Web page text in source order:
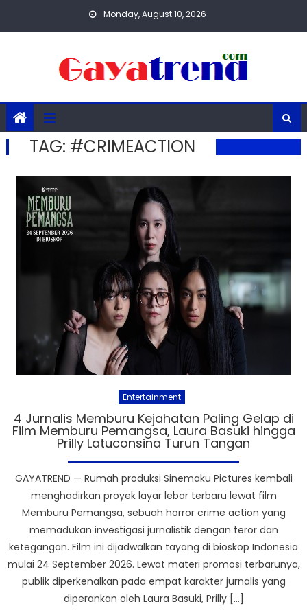
Monday, August 10, 2026
TAG: #CRIMEACTION
Entertainment
4 Jurnalis Memburu Kejahatan Paling Gelap di
Film Memburu Pemangsa, Laura Basuki hingga
Prilly Latuconsina Turun Tangan
GAYATREND — Rumah produksi Sinemaku Pictures kembali
menghadirkan proyek layar lebar terbaru lewat film
Memburu Pemangsa, sebuah horror crime action yang
memadukan investigasi jurnalistik dengan teror dan
ketegangan. Film ini dijadwalkan tayang di bioskop Indonesia
mulai 24 September 2026. Lewat materi promosi terbarunya,
publik diperkenalkan pada empat karakter jurnalis yang
diperankan oleh Laura Basuki, Prilly […]